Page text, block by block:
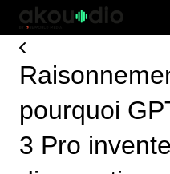
pourquoi
3 Pro